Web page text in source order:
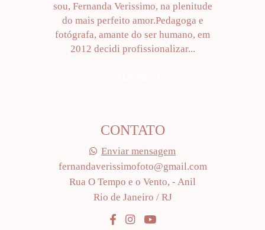
sou, Fernanda Verissimo, na plenitude
do mais perfeito amor.Pedagoga e
fotógrafa, amante do ser humano, em
2012 decidi profissionalizar...
CONTATO
Enviar mensagem
fernandaverissimofoto@gmail.com
Rua O Tempo e o Vento, - Anil
Rio de Janeiro / RJ